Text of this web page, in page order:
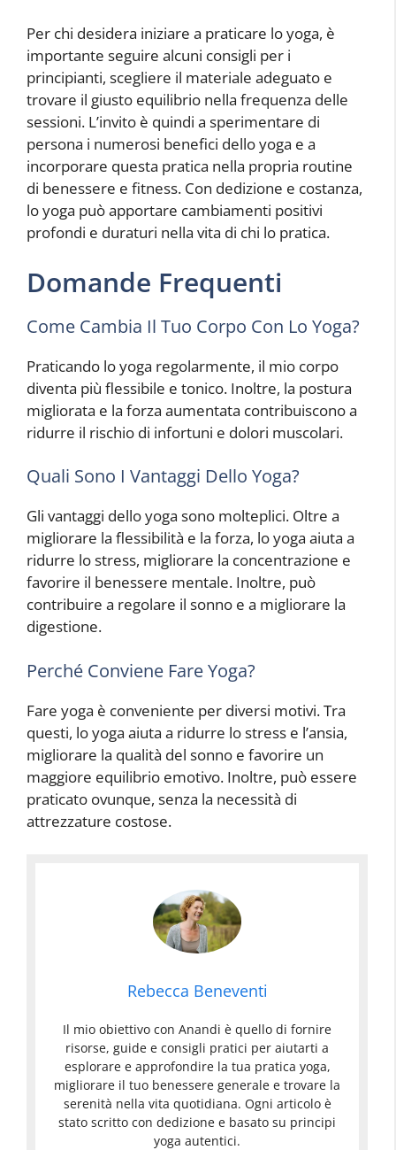
Per chi desidera iniziare a praticare lo yoga, è
importante seguire alcuni consigli per i
principianti, scegliere il materiale adeguato e
trovare il giusto equilibrio nella frequenza delle
sessioni. L’invito è quindi a sperimentare di
persona i numerosi benefici dello yoga e a
incorporare questa pratica nella propria routine
di benessere e fitness. Con dedizione e costanza,
lo yoga può apportare cambiamenti positivi
profondi e duraturi nella vita di chi lo pratica.
Domande Frequenti
Come Cambia Il Tuo Corpo Con Lo Yoga?
Praticando lo yoga regolarmente, il mio corpo
diventa più flessibile e tonico. Inoltre, la postura
migliorata e la forza aumentata contribuiscono a
ridurre il rischio di infortuni e dolori muscolari.
Quali Sono I Vantaggi Dello Yoga?
Gli vantaggi dello yoga sono molteplici. Oltre a
migliorare la flessibilità e la forza, lo yoga aiuta a
ridurre lo stress, migliorare la concentrazione e
favorire il benessere mentale. Inoltre, può
contribuire a regolare il sonno e a migliorare la
digestione.
Perché Conviene Fare Yoga?
Fare yoga è conveniente per diversi motivi. Tra
questi, lo yoga aiuta a ridurre lo stress e l’ansia,
migliorare la qualità del sonno e favorire un
maggiore equilibrio emotivo. Inoltre, può essere
praticato ovunque, senza la necessità di
attrezzature costose.
Rebecca Beneventi
Il mio obiettivo con Anandi è quello di fornire
risorse, guide e consigli pratici per aiutarti a
esplorare e approfondire la tua pratica yoga,
migliorare il tuo benessere generale e trovare la
serenità nella vita quotidiana. Ogni articolo è
stato scritto con dedizione e basato su principi
yoga autentici.